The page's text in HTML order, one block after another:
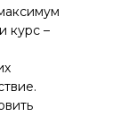
курс –